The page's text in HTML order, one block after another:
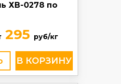
ХВ-0278 по
295 руб/кг